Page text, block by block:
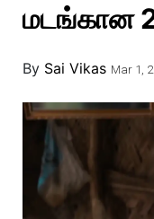
Television
Photos
Story
மடங்கான
By Sai Vikas Mar 1,